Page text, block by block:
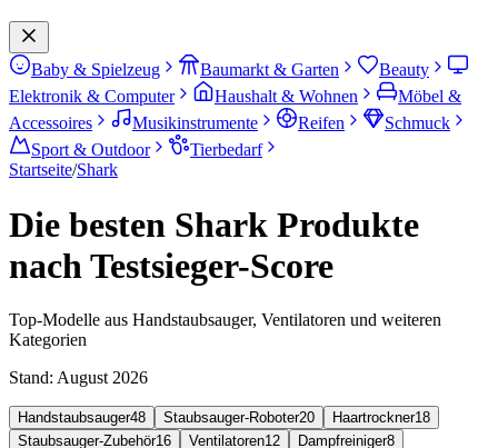
Baby & Spielzeug Baumarkt & Garten
Beauty
Elektronik & Computer
Haushalt & Wohnen
Möbel &
Accessoires
Musikinstrumente Reifen
Schmuck
Sport & Outdoor
Tierbedarf
Startseite/Shark
Die besten Shark Produkte
nach Testsieger-Score
Top-Modelle aus Handstaubsauger, Ventilatoren und weiteren
Kategorien
Stand: August 2026
Handstaubsauger48 Staubsauger-Roboter20 Haartrockner18
Staubsauger-Zubehör16 Ventilatoren12 Dampfreiniger8